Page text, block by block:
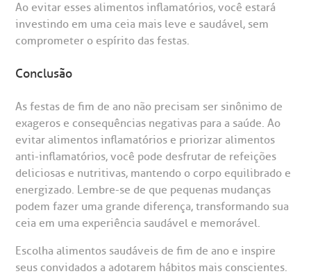
Ao evitar esses alimentos inflamatórios, você estará
investindo em uma ceia mais leve e saudável, sem
comprometer o espírito das festas.
Conclusão
As festas de fim de ano não precisam ser sinônimo de
exageros e consequências negativas para a saúde. Ao
evitar alimentos inflamatórios e priorizar alimentos
anti-inflamatórios, você pode desfrutar de refeições
deliciosas e nutritivas, mantendo o corpo equilibrado e
energizado. Lembre-se de que pequenas mudanças
podem fazer uma grande diferença, transformando sua
ceia em uma experiência saudável e memorável.
Escolha alimentos saudáveis de fim de ano e inspire
seus convidados a adotarem hábitos mais conscientes.